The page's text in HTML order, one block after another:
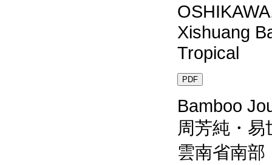
Xishuang
Tropical
PDF
Bamboo
周芳純・
雲南省南